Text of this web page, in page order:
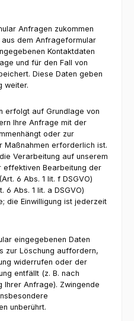
Anfragen zukommen
dem Anfrageformular
Kontaktdaten
und für den Fall von
Diese Daten geben
weiter.
erfolgt auf Grundlage von
Ihre Anfrage mit der
oder zur
Maßnahmen erforderlich ist.
Verarbeitung auf unserem
effektiven Bearbeitung der
6 Abs. 1 lit. f DSGVO)
6 Abs. 1 lit. a DSGVO)
die Einwilligung ist jederzeit
eingegebenen Daten
zur Löschung auffordern,
widerrufen oder der
entfällt (z. B. nach
Ihrer Anfrage). Zwingende
unberührt.